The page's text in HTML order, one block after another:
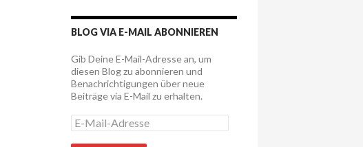
BLOG VIA E-MAIL ABONNIEREN
Gib Deine E-Mail-Adresse an, um
diesen Blog zu abonnieren und
Benachrichtigungen über neue
Beiträge via E-Mail zu erhalten.
E
-